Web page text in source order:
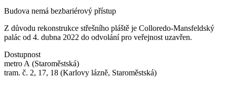
Budova nemá bezbariérový přístup
Z důvodu rekonstrukce střešního pláště je Colloredo-Mansfeldský
palác od 4. dubna 2022 do odvolání pro veřejnost uzavřen.
Dostupnost
metro A (Staroměstská)
tram. č. 2, 17, 18 (Karlovy lázně, Staroměstská)